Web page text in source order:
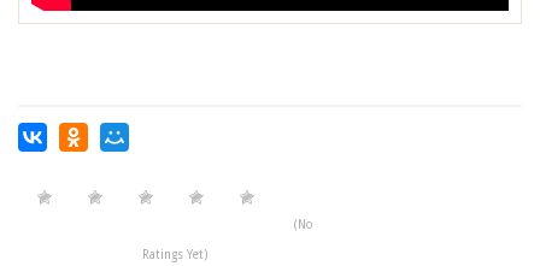
(No
Ratings Yet)